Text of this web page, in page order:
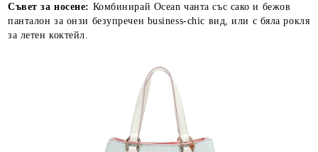
Съвет за носене: Комбинирай Ocean чанта със сако и бежов
панталон за онзи безупречен business-chic вид, или с бяла рокля
за летен коктейл.